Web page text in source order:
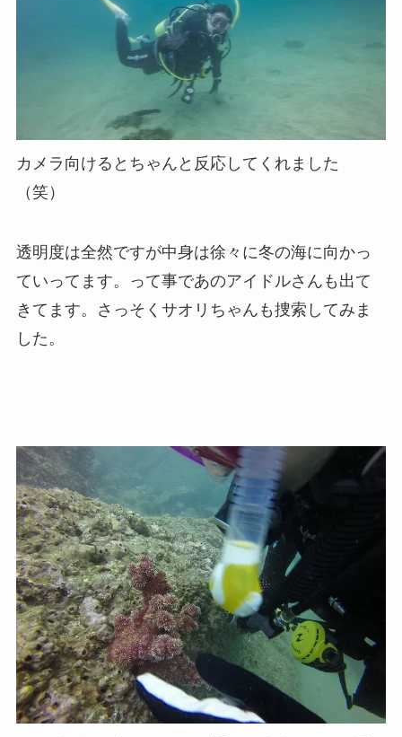
カメラ向けるとちゃんと反応してくれました
（笑）
透明度は全然ですが中身は徐々に冬の海に向かっ
ていってます。って事であのアイドルさんも出て
きてます。さっそくサオリちゃんも捜索してみま
した。